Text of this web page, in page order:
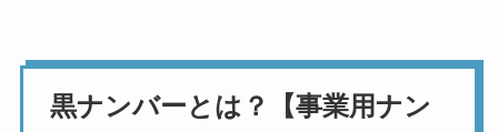
黒ナンバーとは？【事業用ナン